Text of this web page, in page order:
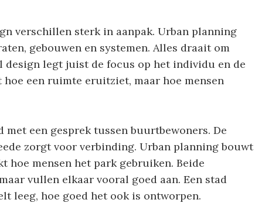
verschillen sterk in aanpak. Urban planning
gebouwen en systemen. Alles draait om
legt juist de focus op het individu en de
hoe een ruimte eruitziet, maar hoe mensen
een gesprek tussen buurtbewoners. De
zorgt voor verbinding. Urban planning bouwt
hoe mensen het park gebruiken. Beide
vullen elkaar vooral goed aan. Een stad
leeg, hoe goed het ook is ontworpen.